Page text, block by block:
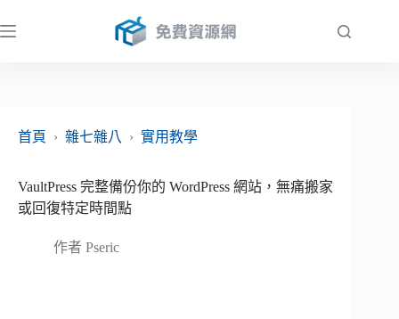
至
首頁
› 雜七雜八 › 實用教學
VaultPress 完整備份你的 WordPress 網站，無痛搬家
或回復特定時間點
作者 Pseric